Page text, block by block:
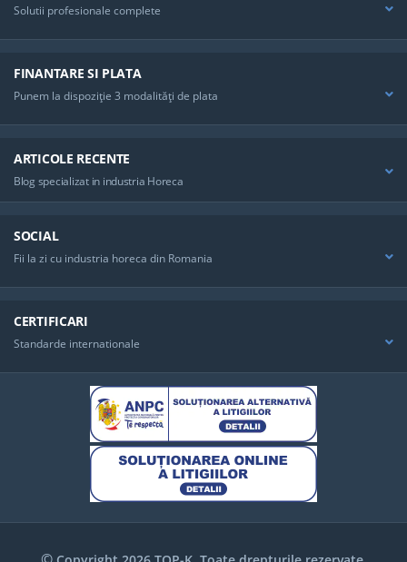
Solutii profesionale complete
FINANTARE SI PLATA
Punem la dispoziţie 3 modalităţi de plata
ARTICOLE RECENTE
Blog specializat in industria Horeca
SOCIAL
Fii la zi cu industria horeca din Romania
CERTIFICARI
Standarde internationale